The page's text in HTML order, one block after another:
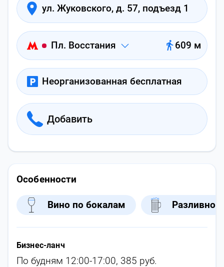
ул. Жуковского, д. 57, подъезд 1
Пл. Восстания 609 м
Неорганизованная бесплатная
Добавить
Особенности
Вино по бокалам Разливное
Бизнес-ланч
По будням 12:00-17:00, 385 руб.